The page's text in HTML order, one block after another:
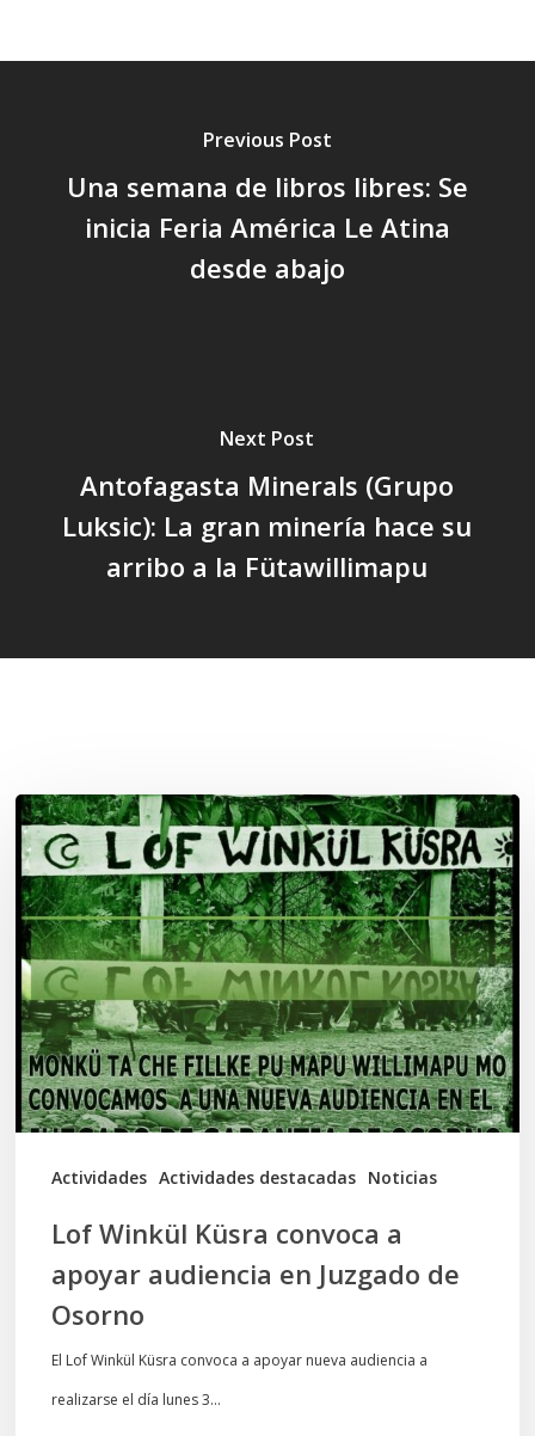
Previous Post
Una semana de libros libres: Se
inicia Feria América Le Atina
desde abajo
Next Post
Antofagasta Minerals (Grupo
Luksic): La gran minería hace su
arribo a la Fütawillimapu
Actividades Actividades destacadas Noticias
Lof
Winkül
Küsra
convoca
a
apoyar
audiencia
en
Juzgado
Lof Winkül Küsra convoca a
apoyar audiencia en Juzgado de
Osorno
El Lof Winkül Küsra convoca a apoyar nueva audiencia a
realizarse el día lunes 3…